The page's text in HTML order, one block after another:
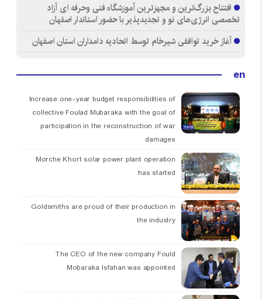
افتتاح بزرگ‌ترین و مجهزترین آموزشگاه فنی وحرفه ای آزاد
تخصصی انرژی‌های نو و تجدیدپذیر با حضور استاندار اصفهان
آغاز خرید توافقی شیرخام توسط اتحادیه دامداران استان اصفهان
en
Increase one-year budget responsibilities of
collective Foulad Mubaraka with the goal of
participation in the reconstruction of war
damages
Morche Khort solar power plant operation
has started
Goldsmiths are proud of their production in
the industry
The CEO of the new company Fould
Mobaraka Isfahan was appointed